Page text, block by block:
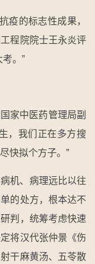
疫的标志性成果，
程院院士王永炎评
。”
家中医药管理局副
，我们正在多方搜
快拟个方子。”
机、病理远比以往
的处方，根本达不
判，统筹考虑快速
将汉代张仲景《伤
干麻黄汤、五苓散